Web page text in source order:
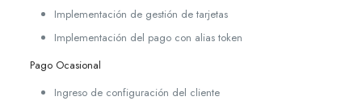
Implementación de gestión de tarjetas
Implementación del pago con alias token
Pago Ocasional
Ingreso de configuración del cliente